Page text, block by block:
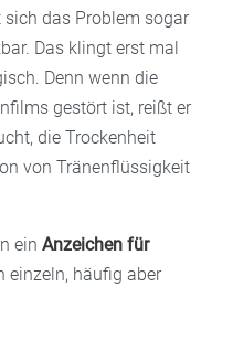
das Problem sogar
Das klingt erst mal
Denn wenn die
gestört ist, reißt er
die Trockenheit
von Tränenflüssigkeit
ein Anzeichen für
einzeln, häufig aber